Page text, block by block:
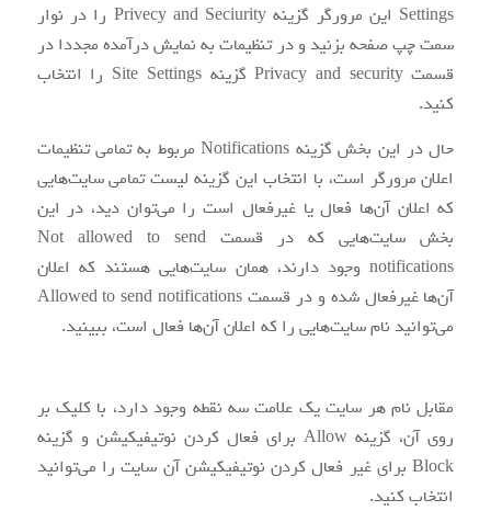
Settings این مرورگر گزینه Privecy and Seciurity را در نوار
سمت چپ صفحه بزنید و در تنظیمات به نمایش درآمده مجددا در
قسمت Privacy and security گزینه Site Settings را انتخاب
کنید.
حال در این بخش گزینه Notifications مربوط به تمامی تنظیمات
اعلان مرورگر است، با انتخاب این گزینه لیست تمامی سایت‌هایی
که اعلان آن‌‍‌ها فعال یا غیرفعال است را می‌توان دید، در این
بخش سایت‌هایی که در قسمت Not allowed to send
notifications وجود دارند، همان سایت‌‌هایی هستند که اعلان
آن‌ها غیرفعال شده و در قسمت Allowed to send notifications
می‌توانید نام سایت‌هایی را که اعلان آن‌ها فعال است، ببینید.
مقابل نام هر سایت یک علامت سه نقطه وجود دارد، با کلیک بر
روی آن، گزینه Allow برای فعال کردن نوتیفیکیشن و گزینه
Block برای غیر فعال کردن نوتیفیکیشن آن سایت را می‌توانید
انتخاب کنید.